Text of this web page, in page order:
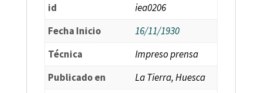
id
iea0206
Fecha Inicio
16/11/1930
Técnica
Impreso prensa
Publicado en
La Tierra, Huesca